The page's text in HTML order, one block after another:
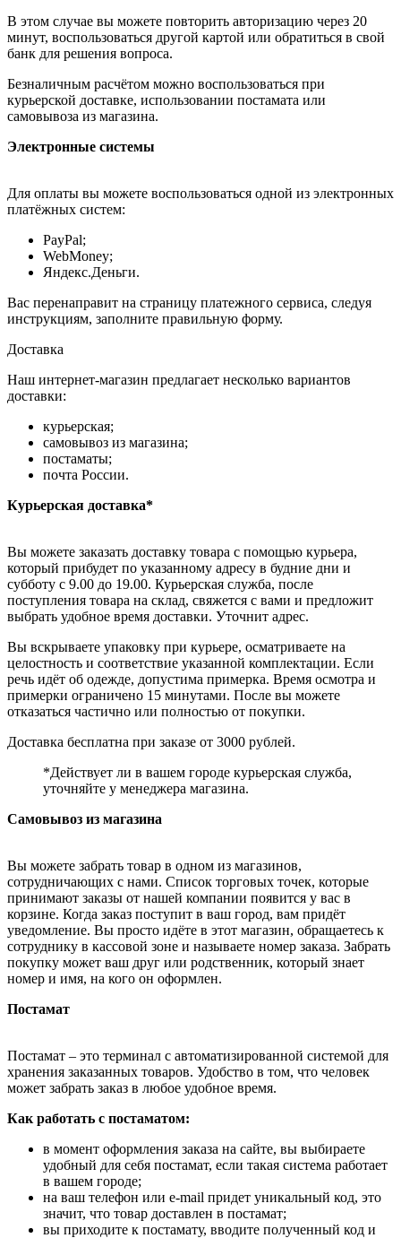
В этом случае вы можете повторить авторизацию через 20
минут, воспользоваться другой картой или обратиться в свой
банк для решения вопроса.
Безналичным расчётом можно воспользоваться при
курьерской доставке, использовании постамата или
самовывоза из магазина.
Электронные системы
Для оплаты вы можете воспользоваться одной из электронных
платёжных систем:
PayPal;
WebMoney;
Яндекс.Деньги.
Вас перенаправит на страницу платежного сервиса, следуя
инструкциям, заполните правильную форму.
Доставка
Наш интернет-магазин предлагает несколько вариантов
доставки:
курьерская;
самовывоз из магазина;
постаматы;
почта России.
Курьерская доставка*
Вы можете заказать доставку товара с помощью курьера,
который прибудет по указанному адресу в будние дни и
субботу с 9.00 до 19.00. Курьерская служба, после
поступления товара на склад, свяжется с вами и предложит
выбрать удобное время доставки. Уточнит адрес.
Вы вскрываете упаковку при курьере, осматриваете на
целостность и соответствие указанной комплектации. Если
речь идёт об одежде, допустима примерка. Время осмотра и
примерки ограничено 15 минутами. После вы можете
отказаться частично или полностью от покупки.
Доставка бесплатна при заказе от 3000 рублей.
*Действует ли в вашем городе курьерская служба,
уточняйте у менеджера магазина.
Самовывоз из магазина
Вы можете забрать товар в одном из магазинов,
сотрудничающих с нами. Список торговых точек, которые
принимают заказы от нашей компании появится у вас в
корзине. Когда заказ поступит в ваш город, вам придёт
уведомление. Вы просто идёте в этот магазин, обращаетесь к
сотруднику в кассовой зоне и называете номер заказа. Забрать
покупку может ваш друг или родственник, который знает
номер и имя, на кого он оформлен.
Постамат
Постамат – это терминал с автоматизированной системой для
хранения заказанных товаров. Удобство в том, что человек
может забрать заказ в любое удобное время.
Как работать с постаматом:
в момент оформления заказа на сайте, вы выбираете
удобный для себя постамат, если такая система работает
в вашем городе;
на ваш телефон или e-mail придет уникальный код, это
значит, что товар доставлен в постамат;
вы приходите к постамату, вводите полученный код и